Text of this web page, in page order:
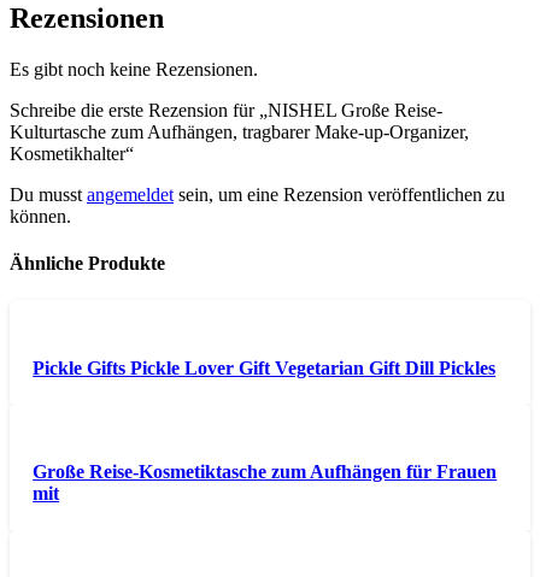
Rezensionen
Es gibt noch keine Rezensionen.
Schreibe die erste Rezension für „NISHEL Große Reise-
Kulturtasche zum Aufhängen, tragbarer Make-up-Organizer,
Kosmetikhalter“
Du musst angemeldet sein, um eine Rezension veröffentlichen zu
können.
Ähnliche Produkte
Pickle Gifts Pickle Lover Gift Vegetarian Gift Dill Pickles
Große Reise-Kosmetiktasche zum Aufhängen für Frauen
mit